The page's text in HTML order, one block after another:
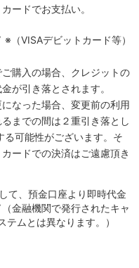
ードでお支払い。
※（VISAデビットカード等）
購入の場合、クレジットの
が引き落とされます。
なった場合、変更前の利用
までの間は２重引き落とし
可能性がございます。そ
ードでの決済はご遠慮頂き
て、預金口座より即時代金
金融機関で発行されたキャ
ムとは異なります。）